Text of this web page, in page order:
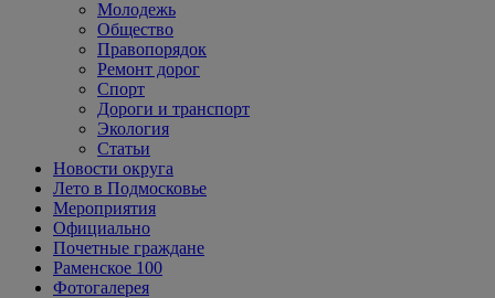
Молодежь
Общество
Правопорядок
Ремонт дорог
Спорт
Дороги и транспорт
Экология
Статьи
Новости округа
Лето в Подмосковье
Мероприятия
Официально
Почетные граждане
Раменское 100
Фотогалерея